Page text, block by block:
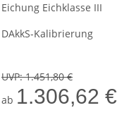
Eichung Eichklasse III
DAkkS-Kalibrierung
UVP:1.451,80 €
ab 1.306,62 €